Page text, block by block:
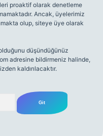
proaktif olarak denetleme
Ancak, üyelerimiz
olup, siteye üye olarak
düşündüğünüz
adresine bildirmeniz halinde,
kaldırılacaktır.